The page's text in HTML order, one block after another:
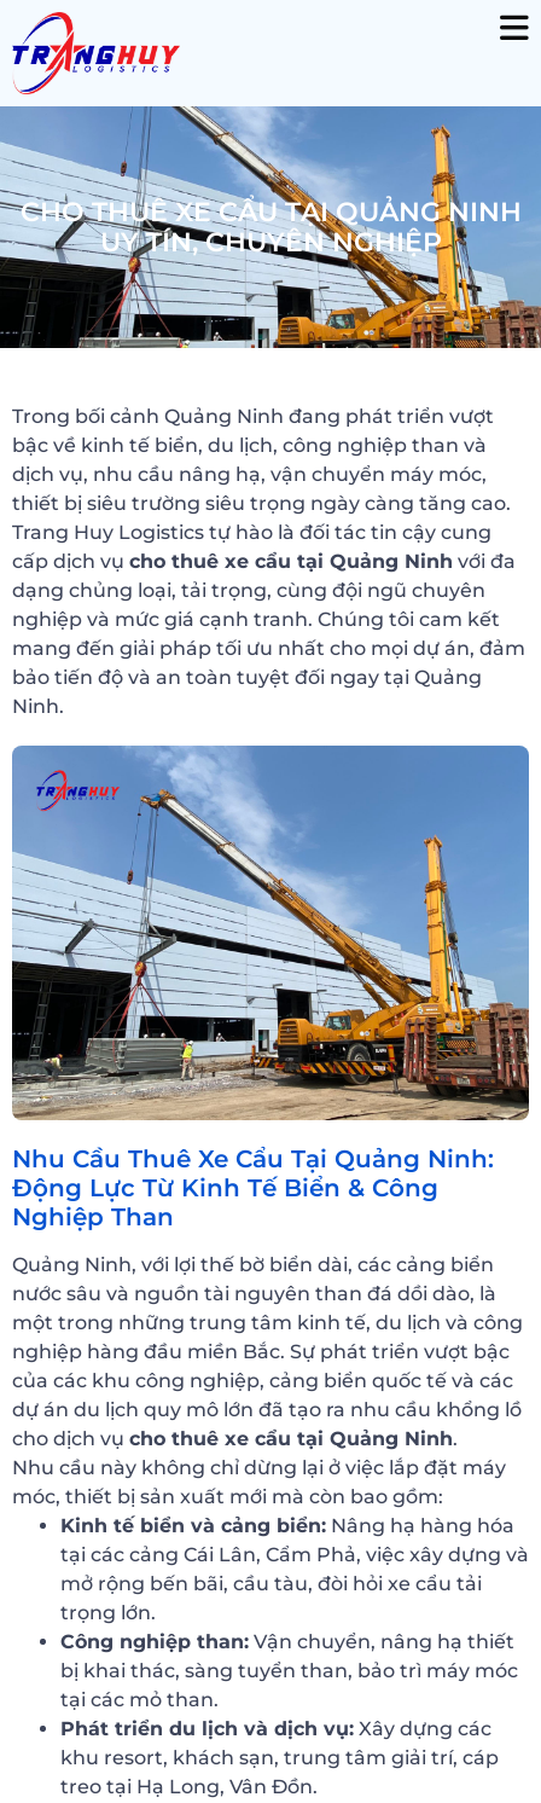
CHO THUÊ XE CẨU TẠI QUẢNG NINH
UY TÍN, CHUYÊN NGHIỆP
Trong bối cảnh Quảng Ninh đang phát triển vượt
bậc về kinh tế biển, du lịch, công nghiệp than và
dịch vụ, nhu cầu nâng hạ, vận chuyển máy móc,
thiết bị siêu trường siêu trọng ngày càng tăng cao.
Trang Huy Logistics tự hào là đối tác tin cậy cung
cấp dịch vụ cho thuê xe cẩu tại Quảng Ninh với đa
dạng chủng loại, tải trọng, cùng đội ngũ chuyên
nghiệp và mức giá cạnh tranh. Chúng tôi cam kết
mang đến giải pháp tối ưu nhất cho mọi dự án, đảm
bảo tiến độ và an toàn tuyệt đối ngay tại Quảng
Ninh.
Nhu Cầu Thuê Xe Cẩu Tại Quảng Ninh:
Động Lực Từ Kinh Tế Biển & Công
Nghiệp Than
Quảng Ninh, với lợi thế bờ biển dài, các cảng biển
nước sâu và nguồn tài nguyên than đá dồi dào, là
một trong những trung tâm kinh tế, du lịch và công
nghiệp hàng đầu miền Bắc. Sự phát triển vượt bậc
của các khu công nghiệp, cảng biển quốc tế và các
dự án du lịch quy mô lớn đã tạo ra nhu cầu khổng lồ
cho dịch vụ cho thuê xe cẩu tại Quảng Ninh.
Nhu cầu này không chỉ dừng lại ở việc lắp đặt máy
móc, thiết bị sản xuất mới mà còn bao gồm:
Kinh tế biển và cảng biển: Nâng hạ hàng hóa
tại các cảng Cái Lân, Cẩm Phả, việc xây dựng và
mở rộng bến bãi, cầu tàu, đòi hỏi xe cẩu tải
trọng lớn.
Công nghiệp than: Vận chuyển, nâng hạ thiết
bị khai thác, sàng tuyển than, bảo trì máy móc
tại các mỏ than.
Phát triển du lịch và dịch vụ: Xây dựng các
khu resort, khách sạn, trung tâm giải trí, cáp
treo tại Hạ Long, Vân Đồn.